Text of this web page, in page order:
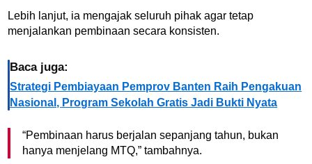
Lebih lanjut, ia mengajak seluruh pihak agar tetap
menjalankan pembinaan secara konsisten.
Baca juga:
Strategi Pembiayaan Pemprov Banten Raih Pengakuan
Nasional, Program Sekolah Gratis Jadi Bukti Nyata
“Pembinaan harus berjalan sepanjang tahun, bukan
hanya menjelang MTQ,” tambahnya.